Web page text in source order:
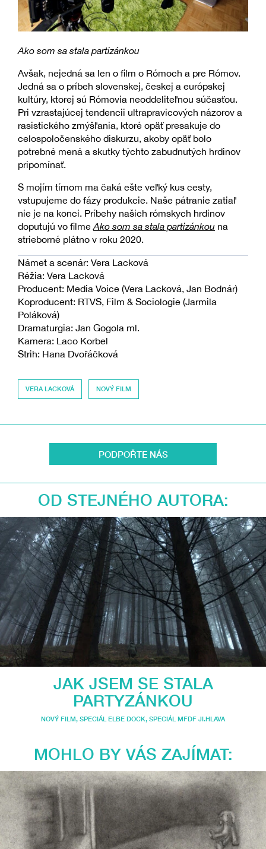
Ako som sa stala partizánkou
Avšak, nejedná sa len o film o Rómoch a pre Rómov.
Jedná sa o príbeh slovenskej, českej a európskej
kultúry, ktorej sú Rómovia neoddeliteľnou súčasťou.
Pri vzrastajúcej tendencii ultrapravicových názorov a
rasistického zmýšľania, ktoré opäť presakuje do
celospoločenského diskurzu, akoby opäť bolo
potrebné mená a skutky týchto zabudnutých hrdinov
pripomínať.
S mojím tímom ma čaká ešte veľký kus cesty,
vstupujeme do fázy produkcie. Naše pátranie zatiaľ
nie je na konci. Príbehy našich rómskych hrdinov
doputujú vo filme Ako som sa stala partizánkou na
strieborné plátno v roku 2020.
Námet a scenár: Vera Lacková
Réžia: Vera Lacková
Producent: Media Voice (Vera Lacková, Jan Bodnár)
Koproducent: RTVS, Film & Sociologie (Jarmila
Poláková)
Dramaturgia: Jan Gogola ml.
Kamera: Laco Korbel
Strih: Hana Dvořáčková
VERA LACKOVÁ NOVÝ FILM
PODPOŘTE NÁS
OD STEJNÉHO AUTORA:
JAK JSEM SE STALA
PARTYZÁNKOU
NOVÝ FILM SPECIÁL ELBE DOCK SPECIÁL MFDF JI.HLAVA
MOHLO BY VÁS ZAJÍMAT: